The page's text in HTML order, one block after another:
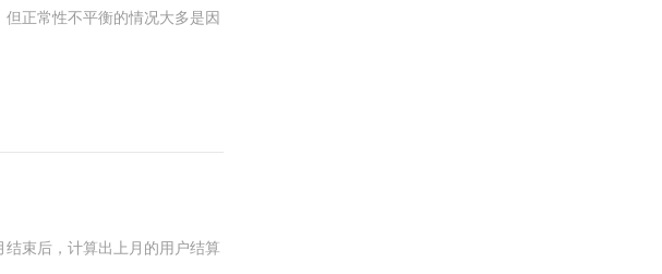
正常性不平衡的情况大多是因
束后，计算出上月的用户结算